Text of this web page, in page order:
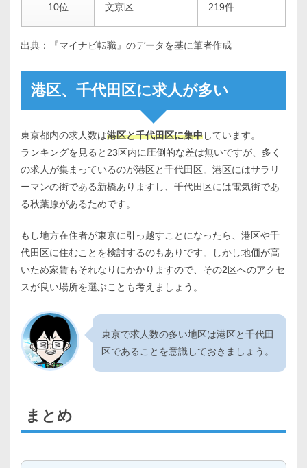
10位 文京区 219件
出典：『マイナビ転職』のデータを基に筆者作成
港区、千代田区に求人が多い
東京都内の求人数は港区と千代田区に集中しています。
ランキングを見ると23区内に圧倒的な差は無いですが、多く
の求人が集まっているのが港区と千代田区。港区にはサラリ
ーマンの街である新橋ありますし、千代田区には電気街であ
る秋葉原があるためです。
もし地方在住者が東京に引っ越すことになったら、港区や千
代田区に住むことを検討するのもありです。しかし地価が高
いため家賃もそれなりにかかりますので、その2区へのアクセ
スが良い場所を選ぶことも考えましょう。
東京で求人数の多い地区は港区と千代田
区であることを意識しておきましょう。
まとめ